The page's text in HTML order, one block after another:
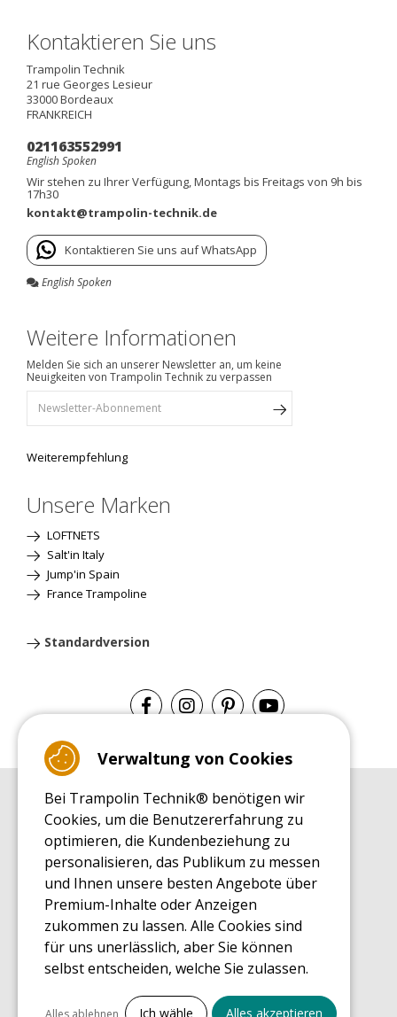
Kontaktieren Sie uns
Trampolin Technik
21 rue Georges Lesieur
33000Bordeaux
FRANKREICH
021163552991
English Spoken
Wir stehen zu Ihrer Verfügung, Montags bis Freitags von 9h bis
17h30
kontakt@trampolin-technik.de
Kontaktieren Sie uns auf WhatsApp
English Spoken
Weitere Informationen
Melden Sie sich an unserer Newsletter an, um keine
Neuigkeiten von Trampolin Technik zu verpassen
Weiterempfehlung
Unsere Marken
LOFTNETS
Salt'in Italy
Jump'in Spain
France Trampoline
Standardversion
EINKAUFSRATGEBER
Einkaufsratgeber
MONTAGE RATGEBER
Montagehinweise für ein Freizeit Trampolin
PFLEGERATGEBER
Pflegeratgeber für Ihr Freizeit Trampolin
ENDECKUNGSTOUR
Was Sie über Freizeit Trampoline wissen sollten
EINKAUFSRATGEBER FÜR ERSATZTEILE
Verwaltung von Cookies
Bei Trampolin Technik® benötigen wir
Cookies, um die Benutzererfahrung zu
optimieren, die Kundenbeziehung zu
personalisieren, das Publikum zu messen
und Ihnen unsere besten Angebote über
Premium-Inhalte oder Anzeigen
zukommen zu lassen. Alle Cookies sind
für uns unerlässlich, aber Sie können
selbst entscheiden, welche Sie zulassen.
Alles ankreuzen
Alles ablehnen Ich wähle Alles akzeptieren